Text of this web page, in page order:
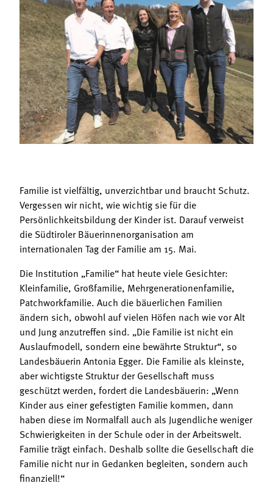
Mitgliedschaft
Landessekretariat
Bäuerliche Buffets
Hofgeschichten
Familie ist vielfältig, unverzichtbar und braucht Schutz.
Vergessen wir nicht, wie wichtig sie für die
Persönlichkeitsbildung der Kinder ist. Darauf verweist
die Südtiroler Bäuerinnenorganisation am
internationalen Tag der Familie am 15. Mai.
Die Institution „Familie“ hat heute viele Gesichter:
Kleinfamilie, Großfamilie, Mehrgenerationenfamilie,
Patchworkfamilie. Auch die bäuerlichen Familien
ändern sich, obwohl auf vielen Höfen nach wie vor Alt
und Jung anzutreffen sind. „Die Familie ist nicht ein
Auslaufmodell, sondern eine bewährte Struktur“, so
Landesbäuerin Antonia Egger. Die Familie als kleinste,
aber wichtigste Struktur der Gesellschaft muss
geschützt werden, fordert die Landesbäuerin: „Wenn
Kinder aus einer gefestigten Familie kommen, dann
haben diese im Normalfall auch als Jugendliche weniger
Schwierigkeiten in der Schule oder in der Arbeitswelt.
Familie trägt einfach. Deshalb sollte die Gesellschaft die
Familie nicht nur in Gedanken begleiten, sondern auch
finanziell!“